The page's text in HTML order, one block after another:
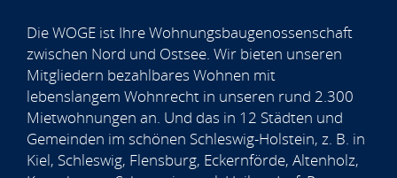
Die WOGE ist Ihre Wohnungsbaugenossenschaft
zwischen Nord und Ostsee. Wir bieten unseren
Mitgliedern bezahlbares Wohnen mit
lebenslangem Wohnrecht in unseren rund 2.300
Mietwohnungen an. Und das in 12 Städten und
Gemeinden im schönen Schleswig-Holstein, z. B. in
Kiel, Schleswig, Flensburg, Eckernförde, Altenholz,